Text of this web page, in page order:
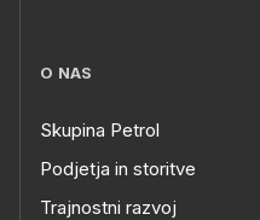
O NAS
Skupina Petrol
Podjetja in storitve
Trajnostni razvoj